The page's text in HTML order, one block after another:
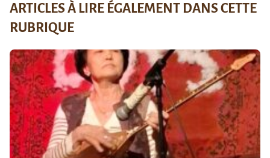
ARTICLES À LIRE ÉGALEMENT DANS CETTE
RUBRIQUE